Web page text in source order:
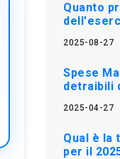
Quanto
2025-08-27
Spese
detraibili
2025-04-27
Qual è la
per il